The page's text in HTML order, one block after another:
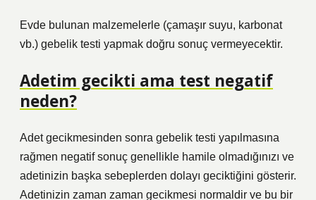
Evde bulunan malzemelerle (çamaşır suyu, karbonat
vb.) gebelik testi yapmak doğru sonuç vermeyecektir.
Adetim gecikti ama test negatif
neden?
Adet gecikmesinden sonra gebelik testi yapılmasına
rağmen negatif sonuç genellikle hamile olmadığınızı ve
adetinizin başka sebeplerden dolayı geciktiğini gösterir.
Adetinizin zaman zaman gecikmesi normaldir ve bu bir